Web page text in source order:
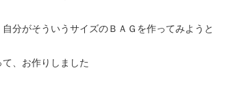
自分がそういうサイズのＢＡＧを作ってみようと
、お作りしました